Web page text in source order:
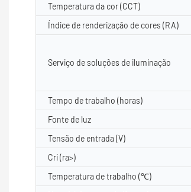
Temperatura da cor (CCT)
Índice de renderização de cores (RA)
Serviço de soluções de iluminação
Tempo de trabalho (horas)
Fonte de luz
Tensão de entrada (V)
Cri (ra>)
Temperatura de trabalho (℃)